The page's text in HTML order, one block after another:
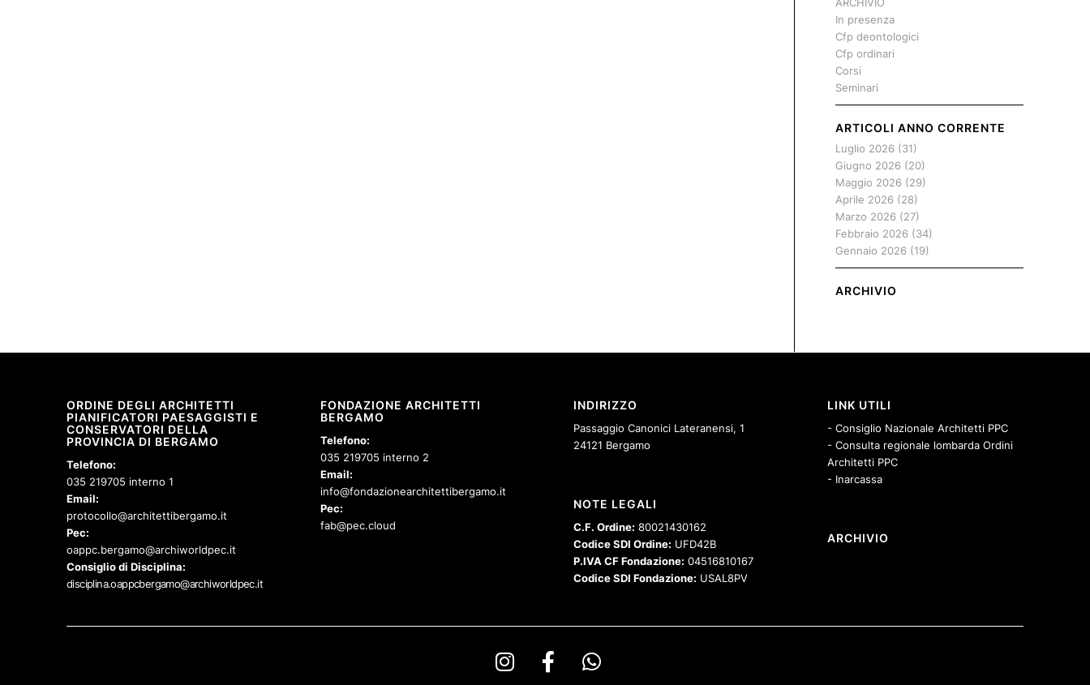
In presenza
Cfp deontologici
Cfp ordinari
Corsi
Seminari
ARTICOLI ANNO CORRENTE
Luglio 2026(31)
Giugno 2026(20)
Maggio 2026(29)
Aprile 2026(28)
Marzo 2026(27)
Febbraio 2026(34)
Gennaio 2026(19)
ARCHIVIO
ORDINE DEGLI ARCHITETTI
PIANIFICATORI PAESAGGISTI E
CONSERVATORI DELLA
PROVINCIA DI BERGAMO
Telefono:
035 219705 interno 1
Email:
protocollo@architettibergamo.it
Pec:
oappc.bergamo@archiworldpec.it
Consiglio di Disciplina:
disciplina.oappcbergamo@archiworldpec.it
FONDAZIONE ARCHITETTI
BERGAMO
Telefono:
035 219705 interno 2
Email:
info@fondazionearchitettibergamo.it
Pec:
fab@pec.cloud
INDIRIZZO
Passaggio Canonici Lateranensi, 1
24121 Bergamo
NOTE LEGALI
C.F. Ordine: 80021430162
Codice SDI Ordine: UFD42B
P.IVA CF Fondazione: 04516810167
Codice SDI Fondazione: USAL8PV
LINK UTILI
- Consiglio Nazionale Architetti PPC
- Consulta regionale lombarda Ordini
Architetti PPC
- Inarcassa
ARCHIVIO